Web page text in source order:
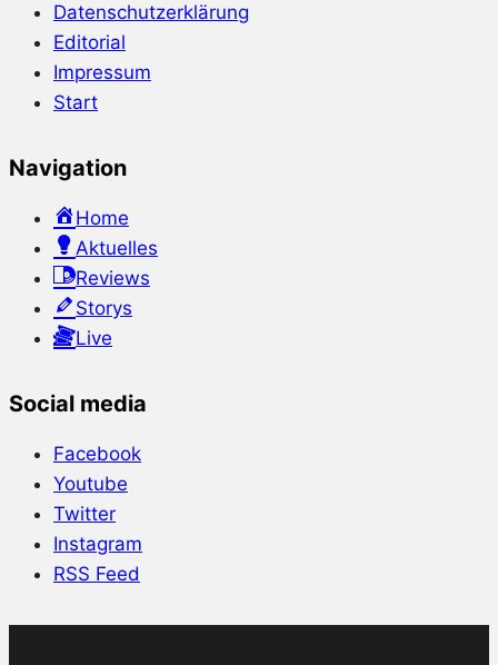
Datenschutzerklärung
Editorial
Impressum
Start
Navigation
Home
Aktuelles
Reviews
Storys
Live
Social media
Facebook
Youtube
Twitter
Instagram
RSS Feed